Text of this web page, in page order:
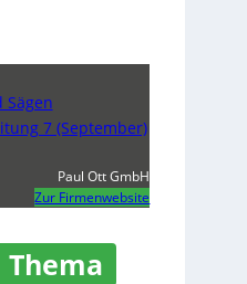
7 (September)
Paul Ott GmbH
Zur Firmenwebsite